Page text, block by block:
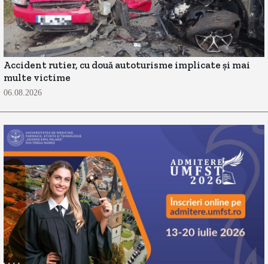
Accident rutier, cu două autoturisme implicate și mai
multe victime
06.08.2026